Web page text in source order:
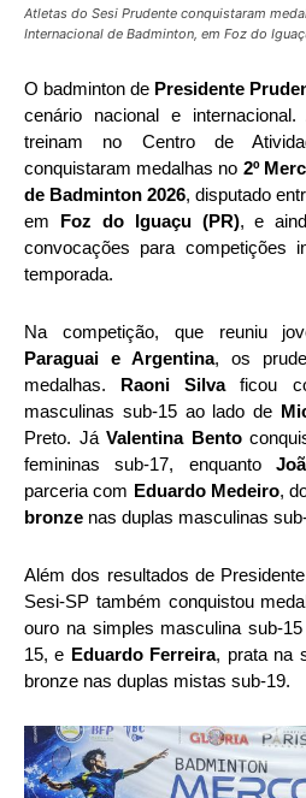
Atletas do Sesi Prudente conquistaram
Internacional de Badminton, em Foz do
O badminton de Presidente
cenário nacional e
treinam no Centro de
conquistaram medalhas no 2º
de Badminton 2026, disputado
em Foz do Iguaçu (PR), e
convocações para competições
temporada.
Na competição, que reuniu
Paraguai e Argentina, os
medalhas. Raoni Silvaficou
masculinas sub-15 ao lado de
Preto. Já Valentina Bento
femininas sub-17, enquanto
parceria com Eduardo Medeiro,
bronze nas duplas masculinas
Além dos resultados de
Sesi-SP também conquistou
ouro na simples masculina sub-
15, e Eduardo Ferreira, prata na
bronze nas duplas mistas sub-19.